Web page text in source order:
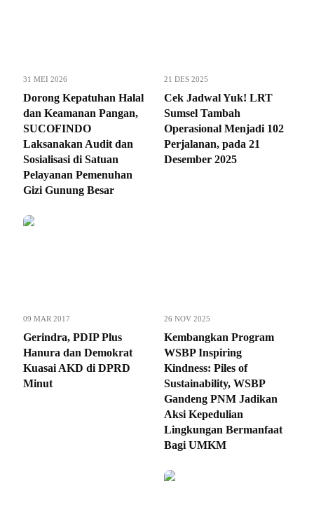
31 MEI 2026
Dorong Kepatuhan Halal
dan Keamanan Pangan,
SUCOFINDO
Laksanakan Audit dan
Sosialisasi di Satuan
Pelayanan Pemenuhan
Gizi Gunung Besar
21 DES 2025
Cek Jadwal Yuk! LRT
Sumsel Tambah
Operasional Menjadi 102
Perjalanan, pada 21
Desember 2025
09 MAR 2017
Gerindra, PDIP Plus
Hanura dan Demokrat
Kuasai AKD di DPRD
Minut
26 NOV 2025
Kembangkan Program
WSBP Inspiring
Kindness: Piles of
Sustainability, WSBP
Gandeng PNM Jadikan
Aksi Kepedulian
Lingkungan Bermanfaat
Bagi UMKM